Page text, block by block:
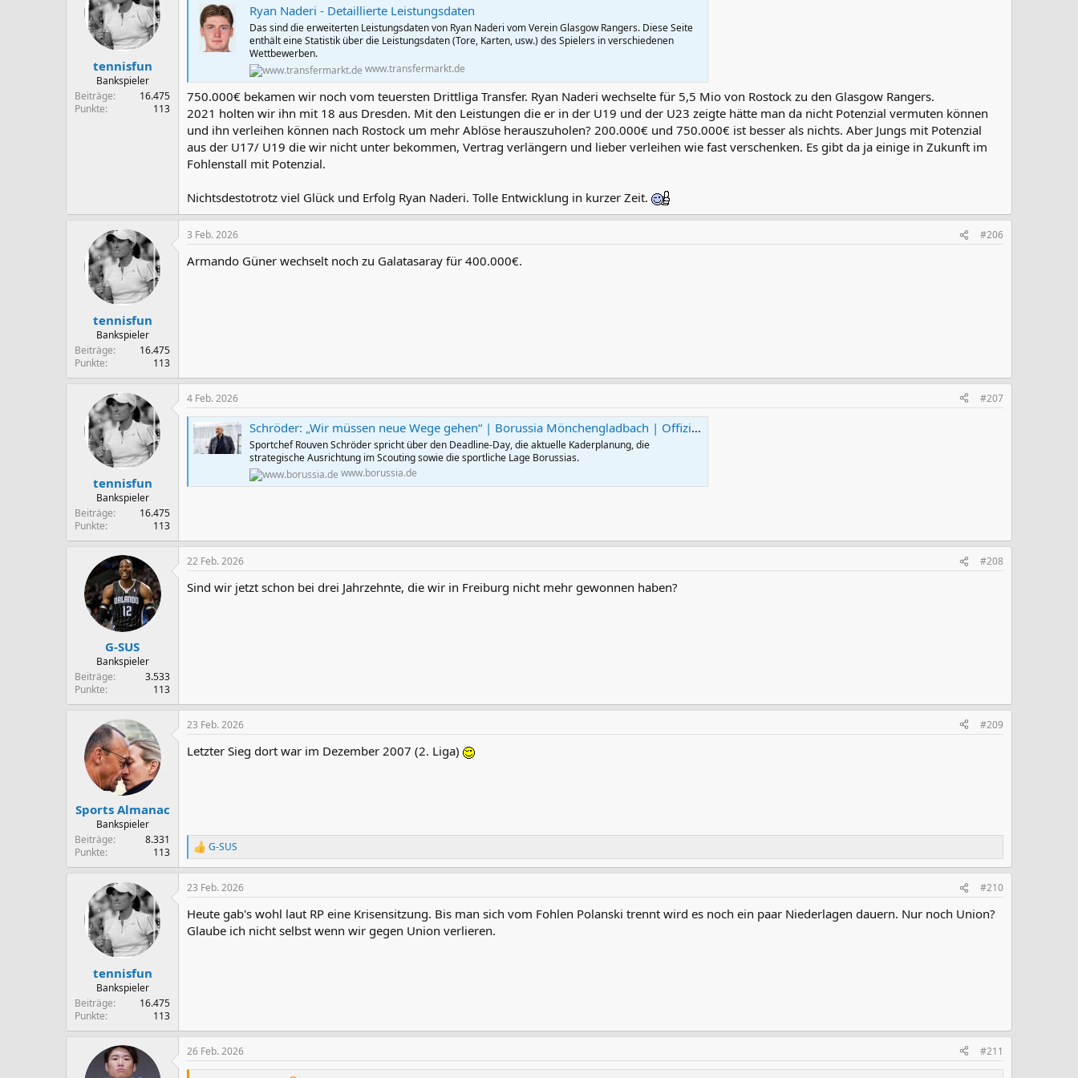
tennisfun
Bankspieler
Beiträge
16.475
Punkte
113
Ryan Naderi - Detaillierte Leistungsdaten
Das sind die erweiterten Leistungsdaten von Ryan Naderi vom Verein Glasgow Rangers. Diese Seite
enthält eine Statistik über die Leistungsdaten (Tore, Karten, usw.) des Spielers in verschiedenen
Wettbewerben.
www.transfermarkt.de
750.000€ bekamen wir noch vom teuersten Drittliga Transfer. Ryan Naderi wechselte für 5,5 Mio von Rostock zu den Glasgow Rangers.
2021 holten wir ihn mit 18 aus Dresden. Mit den Leistungen die er in der U19 und der U23 zeigte hätte man da nicht Potenzial vermuten können
und ihn verleihen können nach Rostock um mehr Ablöse herauszuholen? 200.000€ und 750.000€ ist besser als nichts. Aber Jungs mit Potenzial
aus der U17/ U19 die wir nicht unter bekommen, Vertrag verlängern und lieber verleihen wie fast verschenken. Es gibt da ja einige in Zukunft im
Fohlenstall mit Potenzial.
Nichtsdestotrotz viel Glück und Erfolg Ryan Naderi. Tolle Entwicklung in kurzer Zeit.
tennisfun
Bankspieler
Beiträge
16.475
Punkte
113
3 Feb. 2026 #206
Armando Güner wechselt noch zu Galatasaray für 400.000€.
tennisfun
Bankspieler
Beiträge
16.475
Punkte
113
4 Feb. 2026 #207
Schröder: „Wir müssen neue Wege gehen“ | Borussia Mönchengladbach | Offizielle Website
Sportchef Rouven Schröder spricht über den Deadline-Day, die aktuelle Kaderplanung, die
strategische Ausrichtung im Scouting sowie die sportliche Lage Borussias.
www.borussia.de
G-SUS
Bankspieler
Beiträge
3.533
Punkte
113
22 Feb. 2026 #208
Sind wir jetzt schon bei drei Jahrzehnte, die wir in Freiburg nicht mehr gewonnen haben?
Sports Almanac
Bankspieler
Beiträge
8.331
Punkte
113
23 Feb. 2026 #209
Letzter Sieg dort war im Dezember 2007 (2. Liga)
R
e
a
k
i
o
G-SUS
tennisfun
Bankspieler
Beiträge
16.475
Punkte
113
23 Feb. 2026 #210
Heute gab's wohl laut RP eine Krisensitzung. Bis man sich vom Fohlen Polanski trennt wird es noch ein paar Niederlagen dauern. Nur noch Union?
Glaube ich nicht selbst wenn wir gegen Union verlieren.
26 Feb. 2026 #211